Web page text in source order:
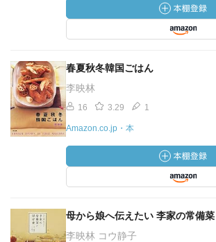
春夏秋冬韓国ごはん
李映林
16 3.29 1
Amazon.co.jp・本
母から娘へ伝えたい 李家の常備
李映林 コウ静子